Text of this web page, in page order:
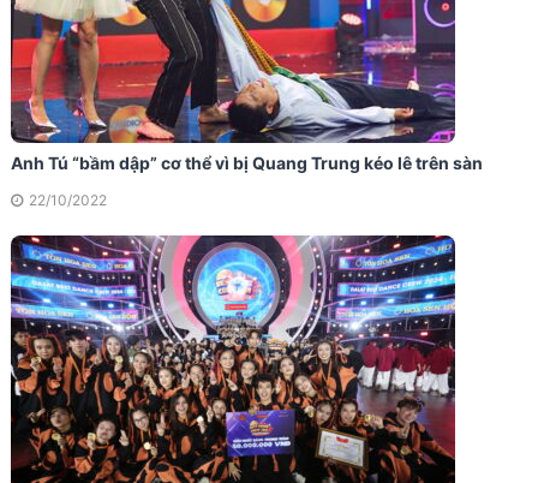
Anh Tú “bầm dập” cơ thể vì bị Quang Trung kéo lê trên sàn
22/10/2022